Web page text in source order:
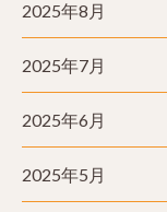
2025年8月
2025年7月
2025年6月
2025年5月